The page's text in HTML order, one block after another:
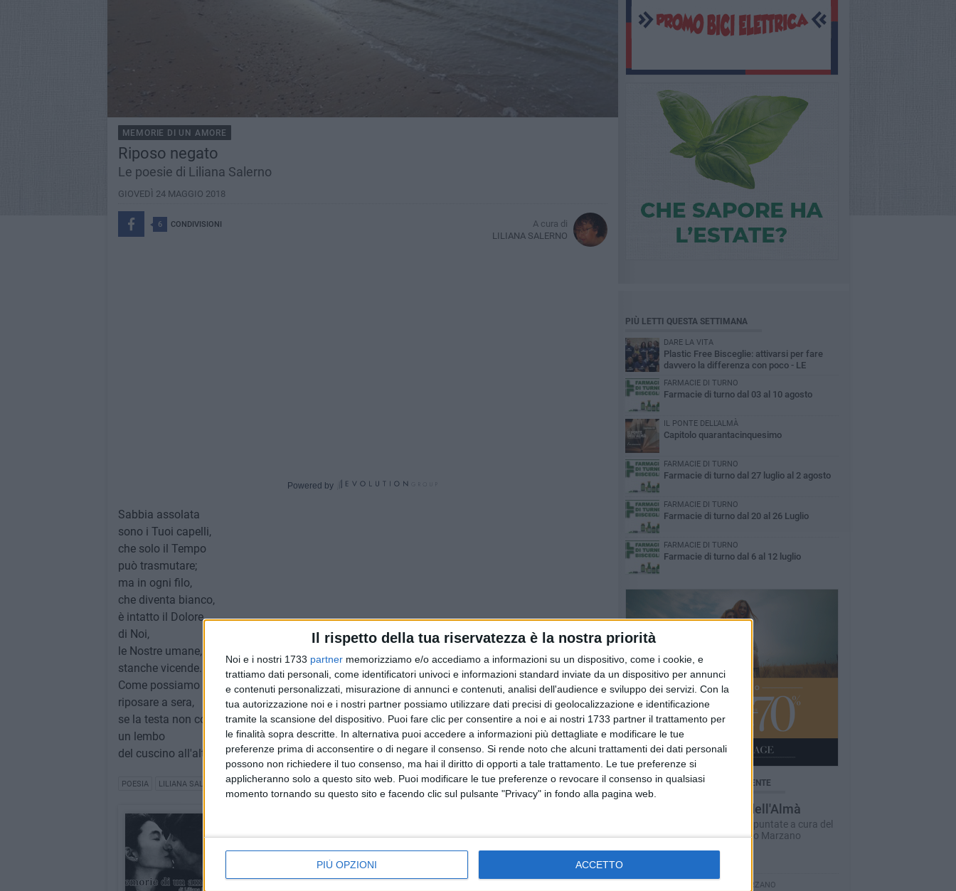
Il rispetto della tua riservatezza è la nostra priorità
Noi e i nostri 1733 partner memorizziamo e/o accediamo a informazioni su un dispositivo, come i cookie, e
trattiamo dati personali, come identificatori univoci e informazioni standard inviate da un dispositivo per annunci
e contenuti personalizzati, misurazione di annunci e contenuti, analisi dell'audience e sviluppo dei servizi. Con la
tua autorizzazione noi e i nostri partner possiamo utilizzare dati precisi di geolocalizzazione e identificazione
tramite la scansione del dispositivo. Puoi fare clic per consentire a noi e ai nostri 1733 partner il trattamento per
le finalità sopra descritte. In alternativa puoi accedere a informazioni più dettagliate e modificare le tue
preferenze prima di acconsentire o di negare il consenso. Si rende noto che alcuni trattamenti dei dati personali
possono non richiedere il tuo consenso, ma hai il diritto di opporti a tale trattamento. Le tue preferenze si
applicheranno solo a questo sito web. Puoi modificare le tue preferenze o revocare il consenso in qualsiasi
momento tornando su questo sito e facendo clic sul pulsante "Privacy" in fondo alla pagina web.
PIÙ OPZIONI ACCETTO
MEMORIE DI UN AMORE
Riposo negato
Le poesie di Liliana Salerno
GIOVEDÌ 24 MAGGIO 2018
6 CONDIVISIONI
A cura di
LILIANA SALERNO
Powered by
Sabbia assolata
sono i Tuoi capelli,
che solo il Tempo
può trasmutare;
ma in ogni filo,
che diventa bianco,
è intatto il Dolore
di Noi,
le Nostre umane,
stanche vicende.
Come possiamo
riposare a sera,
se la testa non contende
un lembo
del cuscino all'altro?
POESIA LILIANA SALERNO POESIE
PIÙ LETTI QUESTA SETTIMANA
DARE LA VITA
Plastic Free Bisceglie: attivarsi per fare
davvero la differenza con poco - LE
FARMACIE DI TURNO
Farmacie di turno dal 03 al 10 agosto
IL PONTE DELL'ALMÀ
Capitolo quarantacinquesimo
FARMACIE DI TURNO
Farmacie di turno dal 27 luglio al 2 agosto
FARMACIE DI TURNO
Farmacie di turno dal 20 al 26 Luglio
FARMACIE DI TURNO
Farmacie di turno dal 6 al 12 luglio
RUBRICHE AGGIORNATE DI RECENTE
Il Ponte dell'Almà
Romanzo a puntate a cura del
dott. Antonio Marzano
ANTONIO MARZANO